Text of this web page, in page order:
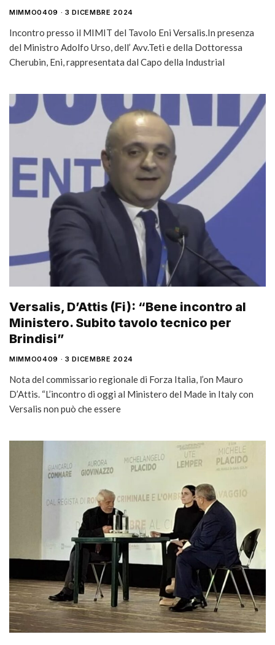
MIMMO0409 3 DICEMBRE 2024
Incontro presso il MIMIT del Tavolo Eni Versalis.In presenza
del Ministro Adolfo Urso, dell’ Avv.Teti e della Dottoressa
Cherubin, Eni, rappresentata dal Capo della Industrial
Versalis, D’Attis (Fi): “Bene incontro al
Ministero. Subito tavolo tecnico per
Brindisi”
MIMMO0409 3 DICEMBRE 2024
Nota del commissario regionale di Forza Italia, l’on Mauro
D’Attis. “L’incontro di oggi al Ministero del Made in Italy con
Versalis non può che essere